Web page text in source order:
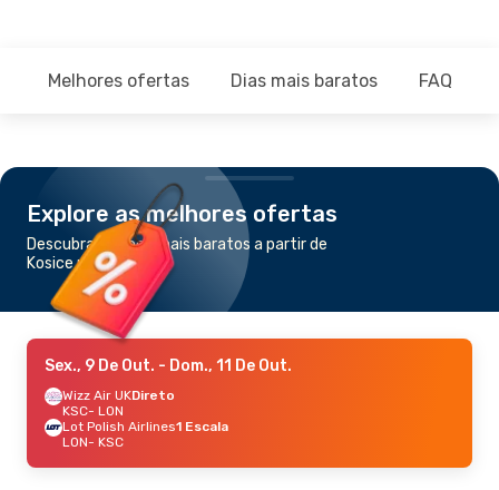
Melhores ofertas Dias mais baratos FAQ
Explore as melhores ofertas
Descubra os voos mais baratos a partir de
Kosice para Londres
Sex., 9 De Out. - Dom., 11 De Out.
Wizz Air UKDireto
KSC- LON
Lot Polish Airlines1 Escala
LON- KSC